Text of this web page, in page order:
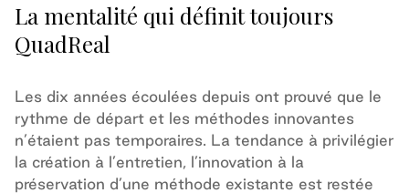
La mentalité qui définit toujours
QuadReal
Les dix années écoulées depuis ont prouvé que le
rythme de départ et les méthodes innovantes
n’étaient pas temporaires. La tendance à privilégier
la création à l’entretien, l’innovation à la
préservation d’une méthode existante est restée